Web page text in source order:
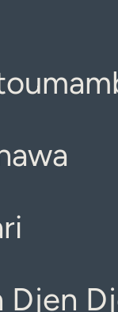
Djen